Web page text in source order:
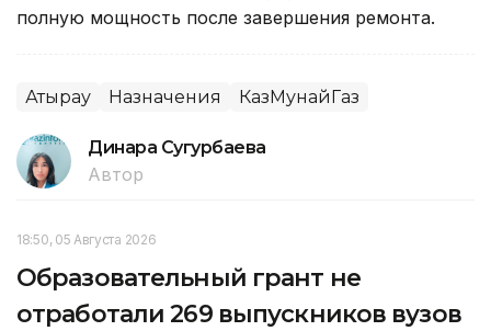
полную мощность после завершения ремонта.
Атырау Назначения КазМунайГаз
Динара Сугурбаева
Автор
18:50, 05 Августа 2026
Образовательный грант не
отработали 269 выпускников вузов